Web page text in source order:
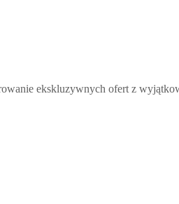
ekskluzywnych ofert z